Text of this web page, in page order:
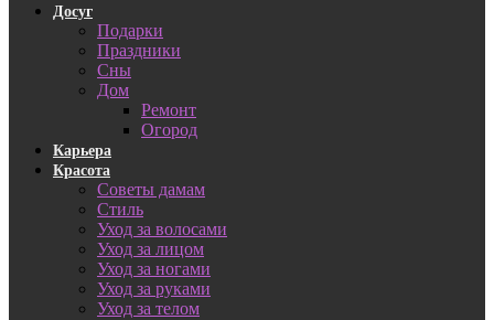
Досуг
Подарки
Праздники
Сны
Дом
Ремонт
Огород
Карьера
Красота
Советы дамам
Стиль
Уход за волосами
Уход за лицом
Уход за ногами
Уход за руками
Уход за телом